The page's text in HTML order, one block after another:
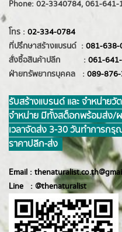
Phone: 02-3340784, 061-641-
โทร : 02-334-0784
ที่ปรึกษาสร้างแบรนด์ : 081-638-
สั่งซื้อสินค้าปลีก : 061-
ฝ่ายทรัพยากรบุคคล : 089-
รับสร้างแบรนด์ และ จำหน่าย
จำหน่าย มีทั้งสต็อกพร้อมส่ง/ผ
เวลาจัดส่ง 3-30 วันทำการ ก
ราคาปลีก-ส่ง
Email :
Line : @thenaturalist